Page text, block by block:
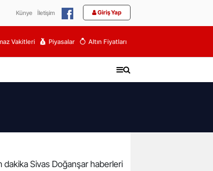
Künye İletişim Giriş Yap
Vakitleri Piyasalar Altın Fiyatları
Sivas Doğanşar haberleri